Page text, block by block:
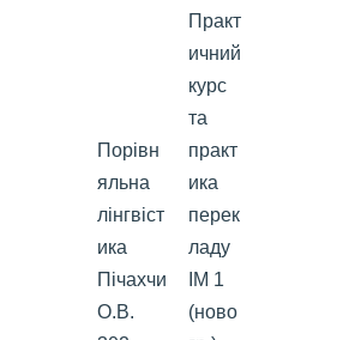
Порівн
яльна
лінгвіст
ика
Пічахчи
О.В.
Практ
ичний
курс
та
практ
ика
перек
ладу
ІМ 1
(ново